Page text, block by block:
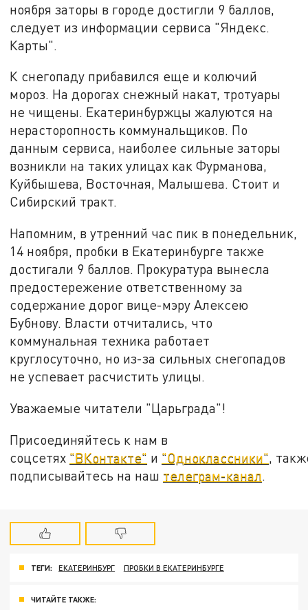
ноября заторы в городе достигли 9 баллов,
следует из информации сервиса "Яндекс.
Карты".
К снегопаду прибавился еще и колючий
мороз. На дорогах снежный накат, тротуары
не чищены. Екатеринбуржцы жалуются на
нерасторопность коммунальщиков. По
данным сервиса, наиболее сильные заторы
возникли на таких улицах как Фурманова,
Куйбышева, Восточная, Малышева. Стоит и
Сибирский тракт.
Напомним, в утренний час пик в понедельник,
14 ноября, пробки в Екатеринбурге также
достигали 9 баллов. Прокуратура вынесла
предостережение ответственному за
содержание дорог вице-мэру Алексею
Бубнову. Власти отчитались, что
коммунальная техника работает
круглосуточно, но из-за сильных снегопадов
не успевает расчистить улицы.
Уважаемые читатели "Царьграда"!
Присоединяйтесь к нам в
соцсетях "ВКонтакте" и "Одноклассники" ,
подписывайтесь на наш телеграм-канал
ТЕГИ: ЕКАТЕРИНБУРГ ПРОБКИ В ЕКАТЕРИНБУРГЕ
ЧИТАЙТЕ ТАКЖЕ: